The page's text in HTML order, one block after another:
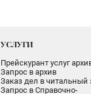
УСЛУГИ
Прейскурант услуг
Запрос в архив
Заказ дел в читальный
Запрос в Справочно-